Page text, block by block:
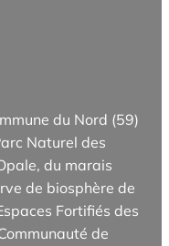
du Nord (59)
Naturel des
du marais
de biosphère de
Fortifiés des
de